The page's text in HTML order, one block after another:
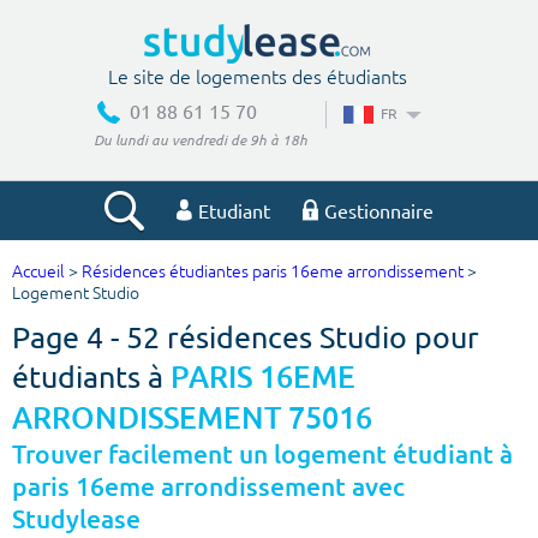
Le site de logements des étudiants
01 88 61 15 70
Du lundi au vendredi de 9h à 18h
FR
Etudiant Gestionnaire
Votre recherche
Ville, école
Budget min
€
Budget max
Accueil > Résidences étudiantes paris 16eme arrondissement>
Logement Studio
Page 4 - 52 résidences Studio pour
étudiants à PARIS 16EME
ARRONDISSEMENT 75016
Trouver facilement un logement étudiant à
paris 16eme arrondissement avec
Studylease